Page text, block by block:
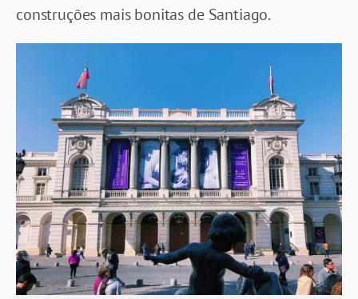
construções mais bonitas de Santiago.